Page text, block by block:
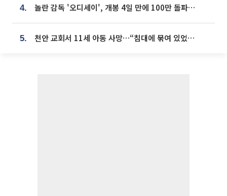
4. 놀란 감독 '오디세이', 개봉 4일 만에 100만 돌파⋯'왕사남' 보다 빠르다
5. 천안 교회서 11세 아동 사망…“침대에 묶여 있었다” 진술 확보